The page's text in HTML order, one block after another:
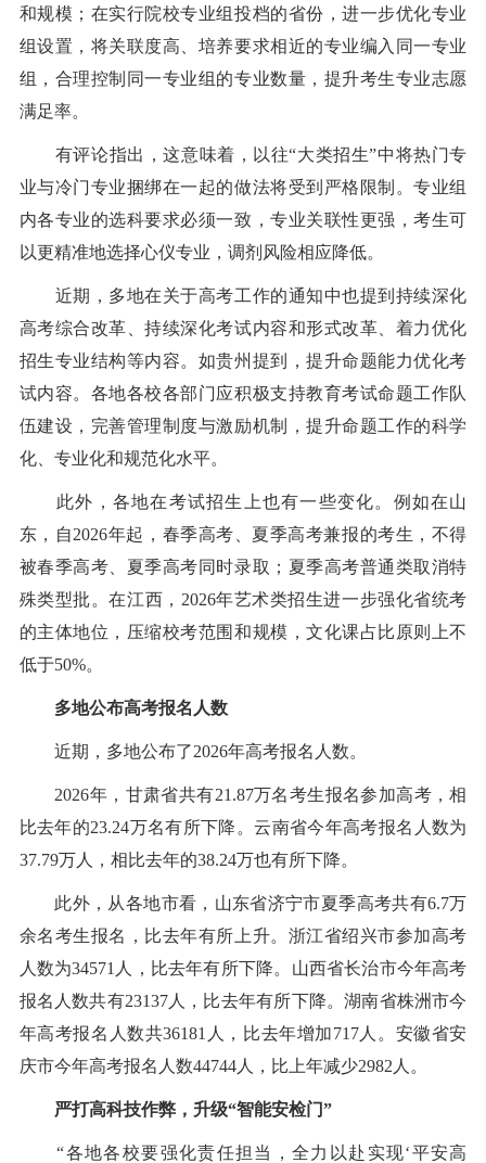
和规模；在实行院校专业组投档的省份，进一步优化专业
组设置，将关联度高、培养要求相近的专业编入同一专业
组，合理控制同一专业组的专业数量，提升考生专业志愿
满足率。
有评论指出，这意味着，以往“大类招生”中将热门专
业与冷门专业捆绑在一起的做法将受到严格限制。专业组
内各专业的选科要求必须一致，专业关联性更强，考生可
以更精准地选择心仪专业，调剂风险相应降低。
近期，多地在关于高考工作的通知中也提到持续深化
高考综合改革、持续深化考试内容和形式改革、着力优化
招生专业结构等内容。如贵州提到，提升命题能力优化考
试内容。各地各校各部门应积极支持教育考试命题工作队
伍建设，完善管理制度与激励机制，提升命题工作的科学
化、专业化和规范化水平。
此外，各地在考试招生上也有一些变化。例如在山
东，自2026年起，春季高考、夏季高考兼报的考生，不得
被春季高考、夏季高考同时录取；夏季高考普通类取消特
殊类型批。在江西，2026年艺术类招生进一步强化省统考
的主体地位，压缩校考范围和规模，文化课占比原则上不
低于50%。
多地公布高考报名人数
近期，多地公布了2026年高考报名人数。
2026年，甘肃省共有21.87万名考生报名参加高考，相
比去年的23.24万名有所下降。云南省今年高考报名人数为
37.79万人，相比去年的38.24万也有所下降。
此外，从各地市看，山东省济宁市夏季高考共有6.7万
余名考生报名，比去年有所上升。浙江省绍兴市参加高考
人数为34571人，比去年有所下降。山西省长治市今年高考
报名人数共有23137人，比去年有所下降。湖南省株洲市今
年高考报名人数共36181人，比去年增加717人。安徽省安
庆市今年高考报名人数44744人，比上年减少2982人。
严打高科技作弊，升级“智能安检门”
“各地各校要强化责任担当，全力以赴实现‘平安高